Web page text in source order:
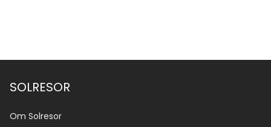
SOLRESOR
Om Solresor